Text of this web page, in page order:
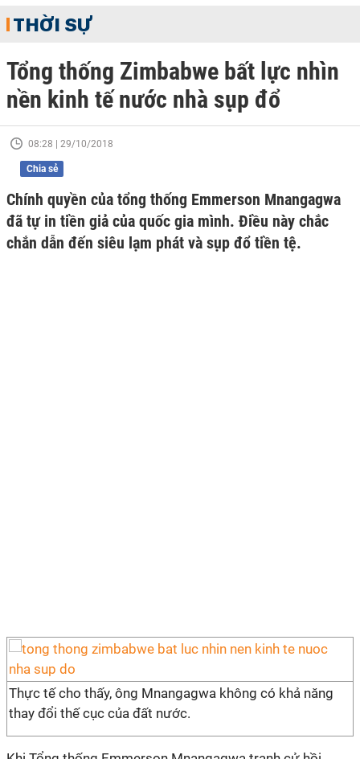
THỜI SỰ
Tổng thống Zimbabwe bất lực nhìn
nền kinh tế nước nhà sụp đổ
08:28 | 29/10/2018
Chia sẻ
Chính quyền của tổng thống Emmerson Mnangagwa
đã tự in tiền giả của quốc gia mình. Điều này chắc
chắn dẫn đến siêu lạm phát và sụp đổ tiền tệ.
Thực tế cho thấy, ông Mnangagwa không có khả năng
thay đổi thế cục của đất nước.